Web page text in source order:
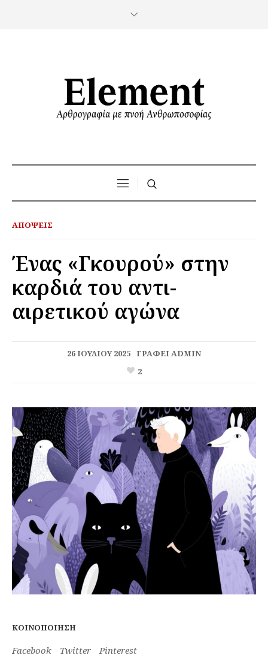
ΑΠΌΨΕΙΣ
Ένας «Γκουρού» στην
καρδιά του αντι-
αιρετικού αγώνα
26 ΙΟΥΛΊΟΥ 2025 ΓΡΆΦΕΙADMIN
2
ΚΟΙΝΟΠΟΊΗΣΗ
Facebook Twitter Pinterest